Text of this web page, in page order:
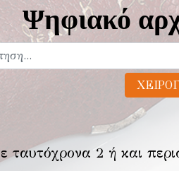
Ψηφιακό
ταυτόχρονα 2 ή και